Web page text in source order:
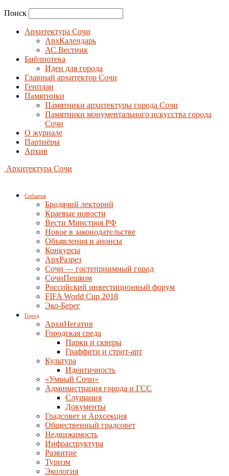
Поиск
Архитектура Сочи
АрхКалендарь
АС.Вестник
Библиотека
Идеи для города
Главный архитектор Сочи
Генплан
Памятники
Памятники архитектуры города Сочи
Памятники монументального искусства города
Сочи
О журнале
Партнёры
Архив
Архитектура Сочи
События
Бродячий лекторий
Краевые новости
Вести Минстроя РФ
Новое в законодательстве
Объявления и анонсы
Конкурсы
АрхРазрез
Сочи — гостеприимный город
СочиПешком
Российский инвестиционный форум
FIFA World Cup 2018
Эко-Берег
Город
АрхиНегатив
Городская среда
Парки и скверы
Граффити и стрит-арт
Культура
Идентичность
«Умный Сочи»
Администрация города и ГСС
Слушания
Документы
Градсовет и Архсекция
Общественный градсовет
Недвижимость
Инфраструктура
Развитие
Туризм
Экология